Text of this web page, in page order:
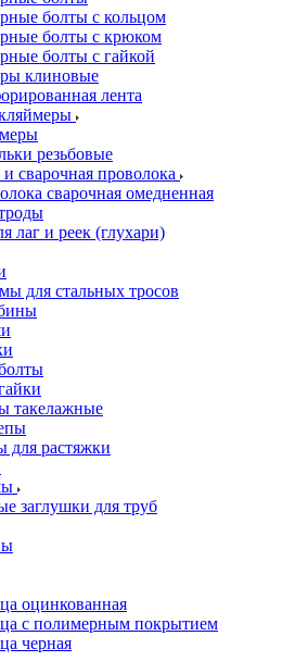
болты с кольцом
болты с крюком
болты с гайкой
клиновые
лента
резьбовые
сварочная проволока
сварочная омедненная
лаг и реек (глухари)
для стальных тросов
такелажные
для растяжки
заглушки для труб
оцинкованная
с полимерным покрытием
черная